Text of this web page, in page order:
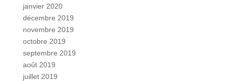
janvier 2020
décembre 2019
novembre 2019
octobre 2019
septembre 2019
août 2019
juillet 2019